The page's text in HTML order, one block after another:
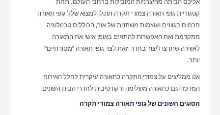
אליכם הביתה מהיצרניות המובילות ברחבי העולם. תחת
קטגוריית גופי תאורה צמודי תקרה תוכלו למצוא שלל גופי תאורה
חכמים בגוונים ועוצמות משתנות של אור, הכוללים טכנולוגיה
מתקדמת ואת האפשרות להתאים באופן אישי את התאורה
לאווירה שתרצו ליצור בחדר, זאת לצד גופי תאורה "מסורתיים"
יותר.
אנו ממליצים על צמודי התקרה כתאורה עיקרית לחלל האירוח
המרכזי וגם כתאורה משלימה ודקורטיבית לחדרי הבית השונים.
הסוגים השונים של גופי תאורה צמודי תקרה